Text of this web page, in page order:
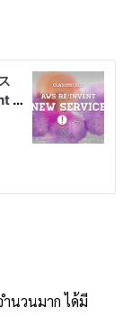
ำนวนมาก ได้มี